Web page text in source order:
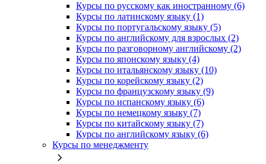
Курсы по русскому как иностранному (6)
Курсы по латинскому языку (1)
Курсы по португальскому языку (5)
Курсы по английскому для взрослых (2)
Курсы по разговорному английскому (2)
Курсы по японскому языку (4)
Курсы по итальянскому языку (10)
Курсы по корейскому языку (2)
Курсы по французскому языку (9)
Курсы по испанскому языку (6)
Курсы по немецкому языку (7)
Курсы по китайскому языку (7)
Курсы по английскому языку (6)
Курсы по менеджменту